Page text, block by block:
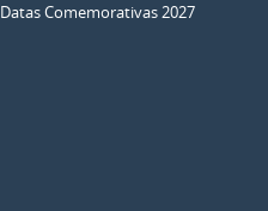
Datas Comemorativas 2027